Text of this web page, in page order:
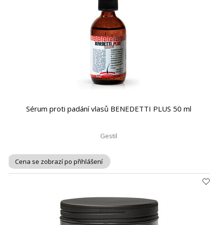
Sérum proti padání vlasů BENEDETTI PLUS 50 ml
Gestil
Cena se zobrazí po přihlášení